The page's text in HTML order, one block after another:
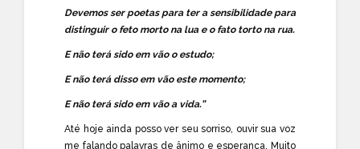
Devemos ser poetas para ter a sensibilidade para
distinguir o feto morto na lua e o fato torto na rua.
E não terá sido em vão o estudo;
E não terá disso em vão este momento;
E não terá sido em vão a vida.”
Até hoje ainda posso ver seu sorriso, ouvir sua voz
me falando palavras de ânimo e esperança. Muito